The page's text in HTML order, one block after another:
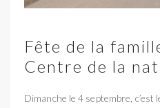
Fête de la
Centre de la
Dimanche le 4 septembre, c’est